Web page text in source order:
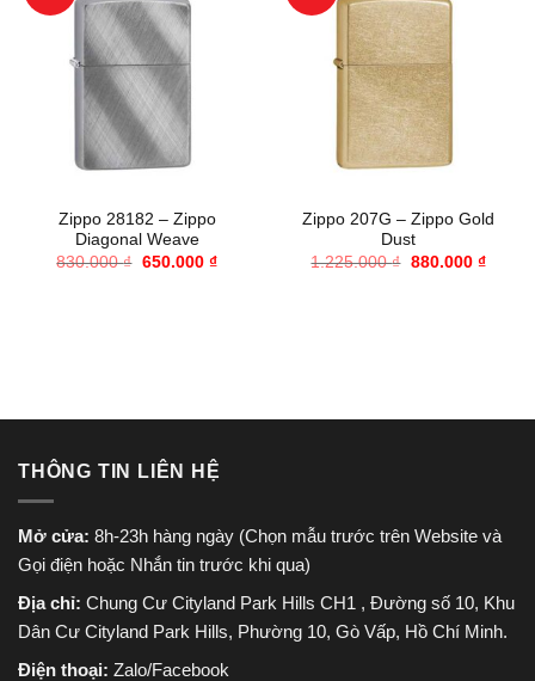
Zippo 28182 – Zippo
Diagonal Weave
830.000₫ Giá
650.000 ₫Giá
Zippo 207G – Zippo Gold
Dust
1.225.000₫ Giá
880.000 ₫Giá
THÔNG TIN LIÊN HỆ
Mở cửa: 8h-23h hàng ngày (Chọn mẫu trước trên Website và
Gọi điện hoặc Nhắn tin trước khi qua)
Địa chỉ: Chung Cư Cityland Park Hills CH1 , Đường số 10, Khu
Dân Cư Cityland Park Hills, Phường 10, Gò Vấp, Hồ Chí Minh.
Điện thoại: Zalo/Facebook